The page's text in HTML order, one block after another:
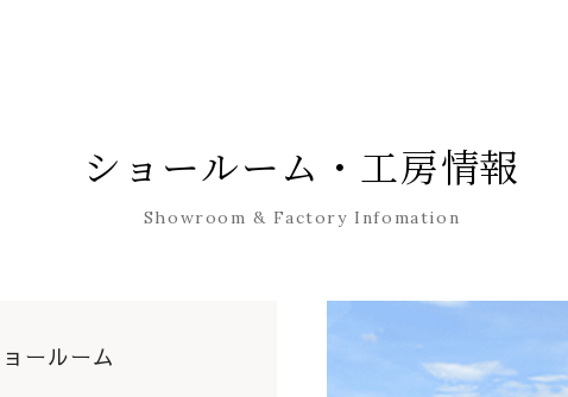
ショールーム・工房情報
Showroom & Factory Infomation
ールーム